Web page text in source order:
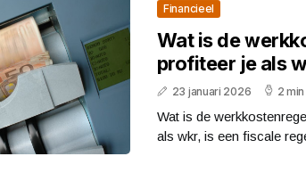
Financieel
Wat is de
profiteer je als
23 januari 2026 2
Wat is de
als wkr, is een fiscale